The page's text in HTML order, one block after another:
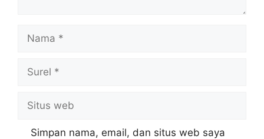
web
Simpan nama, email, dan situs web saya